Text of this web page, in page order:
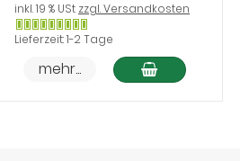
inkl. 19 % USt zzgl. Versandkosten
Gewöhnlich
versandfertig
Lieferzeit: 1-2 Tage
mehr... In den